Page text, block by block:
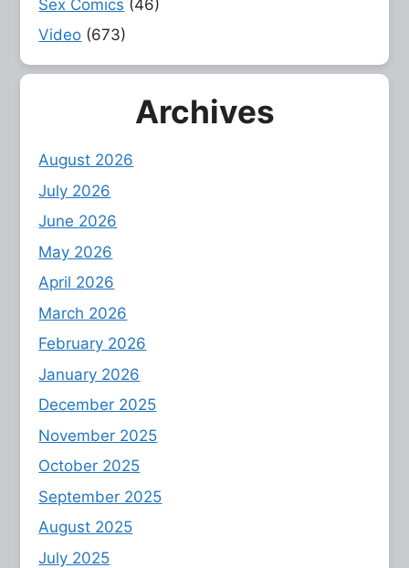
Sex Comics (46)
Video (673)
Archives
August 2026
July 2026
June 2026
May 2026
April 2026
March 2026
February 2026
January 2026
December 2025
November 2025
October 2025
September 2025
August 2025
July 2025